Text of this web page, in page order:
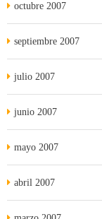
octubre 2007
septiembre 2007
julio 2007
junio 2007
mayo 2007
abril 2007